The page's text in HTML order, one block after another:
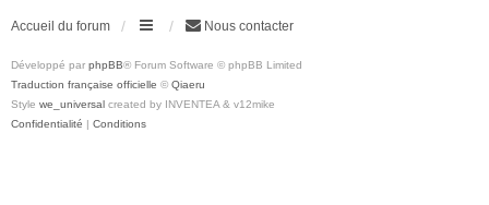
Accueil du forum Nous contacter
Développé par phpBB® Forum Software © phpBB Limited
Traduction française officielle © Qiaeru
Style we_universal created by INVENTEA & v12mike
Confidentialité | Conditions